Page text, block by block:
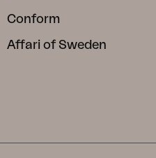
Conform
Affari of Sweden